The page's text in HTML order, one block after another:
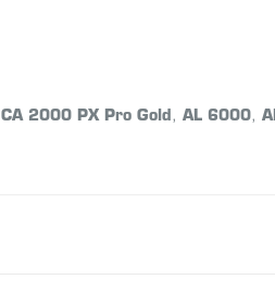
CA 2000 PX Pro Gold , AL 6000,